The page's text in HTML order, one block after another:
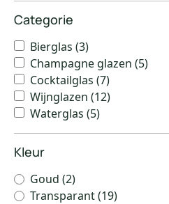
Categorie
Bierglas (3)
Champagne glazen (5)
Cocktailglas (7)
Wijnglazen (12)
Waterglas (5)
Kleur
Goud (2)
Transparant(19)